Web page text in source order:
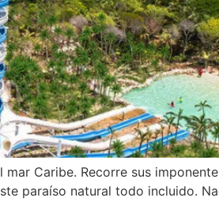
Caribe. Recorre sus
paraíso natural todo incluido.